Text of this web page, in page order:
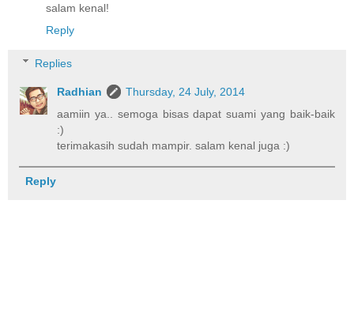
salam kenal!
Reply
Replies
Radhian
Thursday, 24 July, 2014
aamiin ya.. semoga bisas dapat suami yang baik-baik
:)
terimakasih sudah mampir. salam kenal juga :)
Reply